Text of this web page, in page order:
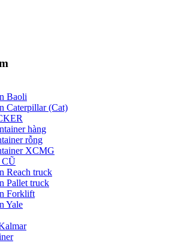
Baoli
Caterpillar (Cat)
hàng
rỗng
XCMG
Reach truck
Pallet truck
Forklift
Yale